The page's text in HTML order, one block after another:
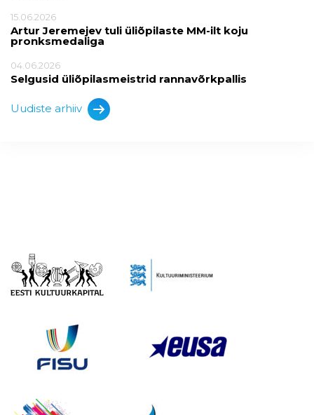
15.06.2026
Artur Jeremejev tuli üliõpilaste MM-ilt koju
pronksmedaliga
04.06.2026
Selgusid üliõpilasmeistrid rannavõrkpallis
Uudiste arhiiv